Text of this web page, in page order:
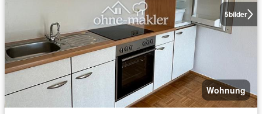
5bilder
Wohnung